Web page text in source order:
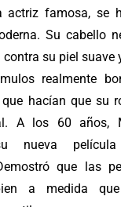
actriz famosa, se
Su cabello
su piel suave
realmente
hacían que su
A los 60 años,
nueva
que las
a medida que